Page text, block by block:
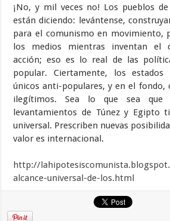
¡No, y mil veces no! Los pueblos
están diciendo: levántense,
para el comunismo en movimiento,
los medios mientras inventan el
acción; eso es lo real de las
popular. Ciertamente, los
únicos anti-populares, y en el fondo,
ilegítimos. Sea lo que sea que
levantamientos de Túnez y Egipto
universal. Prescriben nuevas
valor es internacional.
http://
alcance-universal-de-los.html